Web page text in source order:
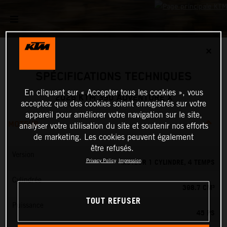
2026 KTM 390 ADVENTURE X
MOTEUR
MOTEUR 1 CYLINDRE, 4 TEMPS
Cylindrée
En cliquant sur « Accepter tous les cookies », vous
acceptez que des cookies soient enregistrés sur votre
appareil pour améliorer votre navigation sur le site,
analyser votre utilisation du site et soutenir nos efforts
de marketing. Les cookies peuvent également
être refusés.
Privacy Policy Impression
TOUT REFUSER